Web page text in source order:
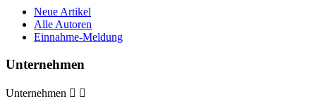
Neue Artikel
Alle Autoren
Einnahme-Meldung
Unternehmen
Unternehmen  